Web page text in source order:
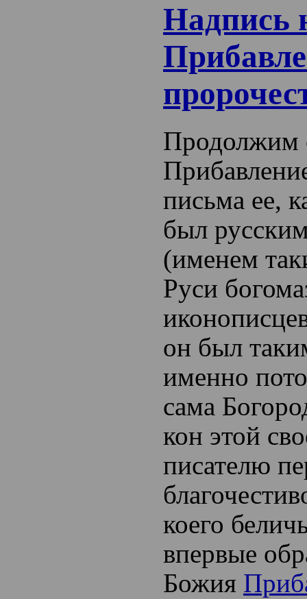
Надпись
Продолжим
письма ее,
был
(именем
Руси
он был
именно
сама
кон этой
писателю
коего
впервые
Божия